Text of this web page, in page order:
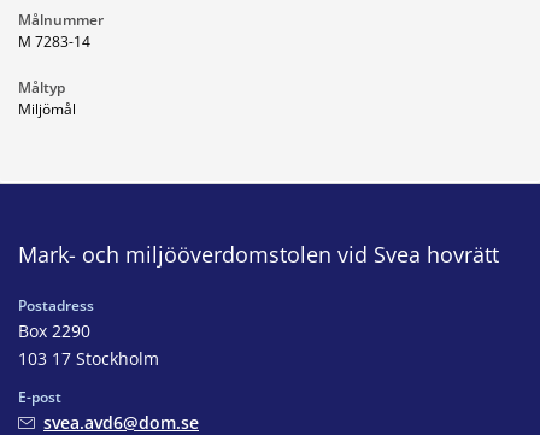
Målnummer
M 7283-14
Måltyp
Miljömål
Mark- och miljööverdomstolen vid Svea hovrätt
Postadress
Box 2290
103 17 Stockholm
E-post
svea.avd6@dom.se